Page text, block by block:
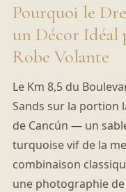
Pourquoi le
un Décor Idéal
Robe Volante
Le Km 8,5 du
Sands sur la portion
de Cancún — un
turquoise vif de la
combinaison
une photographie